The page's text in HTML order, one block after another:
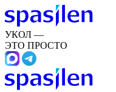
УКОЛ —
ЭТО ПРОСТО